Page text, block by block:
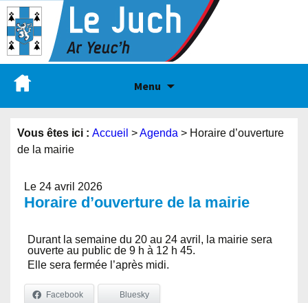
Menu
Vous êtes ici : Accueil >Agenda > Horaire d’ouverture
de la mairie
Le 24 avril 2026
Horaire d’ouverture de la mairie
Durant la semaine du 20 au 24 avril, la mairie sera
ouverte au public de 9 h à 12 h 45.
Elle sera fermée l’après midi.
Facebook Bluesky